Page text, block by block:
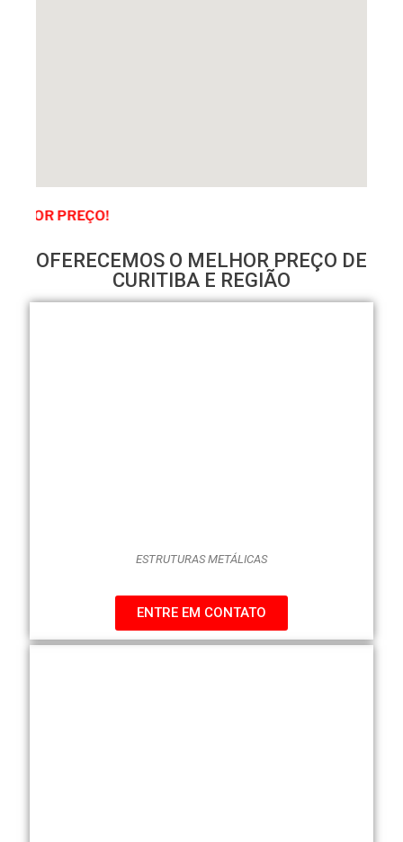
OFERECEMOS O MELHOR PREÇO DE
CURITIBA E REGIÃO
ESTRUTURAS METÁLICAS
ENTRE EM CONTATO